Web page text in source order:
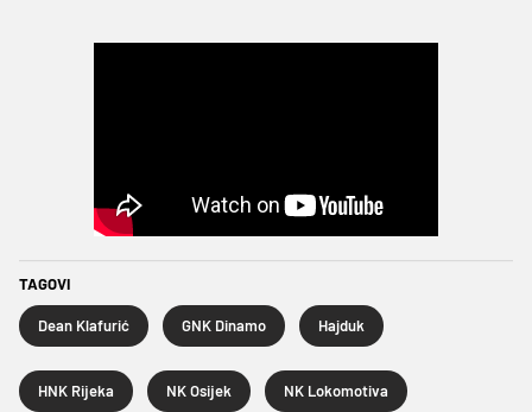
TAGOVI
Dean Klafurić GNK Dinamo Hajduk
HNK Rijeka NK Osijek NK Lokomotiva